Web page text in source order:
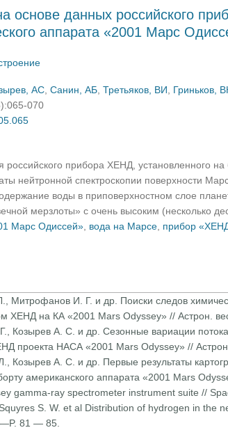
основе данных российского
аппарата «2001 Марс
АС, Санин, АБ, Третьяков, ВИ, Гриньков,
070
российского прибора ХЕНД, установленного
нейтронной спектроскопии поверхности
воды в приповерхностном слое
мерзлоты» с очень высоким (несколько
Марс Одиссей», вода на Марсе, прибор
Митрофанов И. Г. и др. Поиски следов
ХЕНД на КА «2001 Mars Odyssey» // Астрон.
Козырев А. С. и др. Сезонные вариации
про­екта НАСА «2001 Mars Odyssey» //
А. С. и др. Первые результаты
американ­ского аппарата «2001 Mars
gamma-ray spectrometer instrument suite //
S. W. et al Distribution of hydrogen in the
—P. 81 — 85.